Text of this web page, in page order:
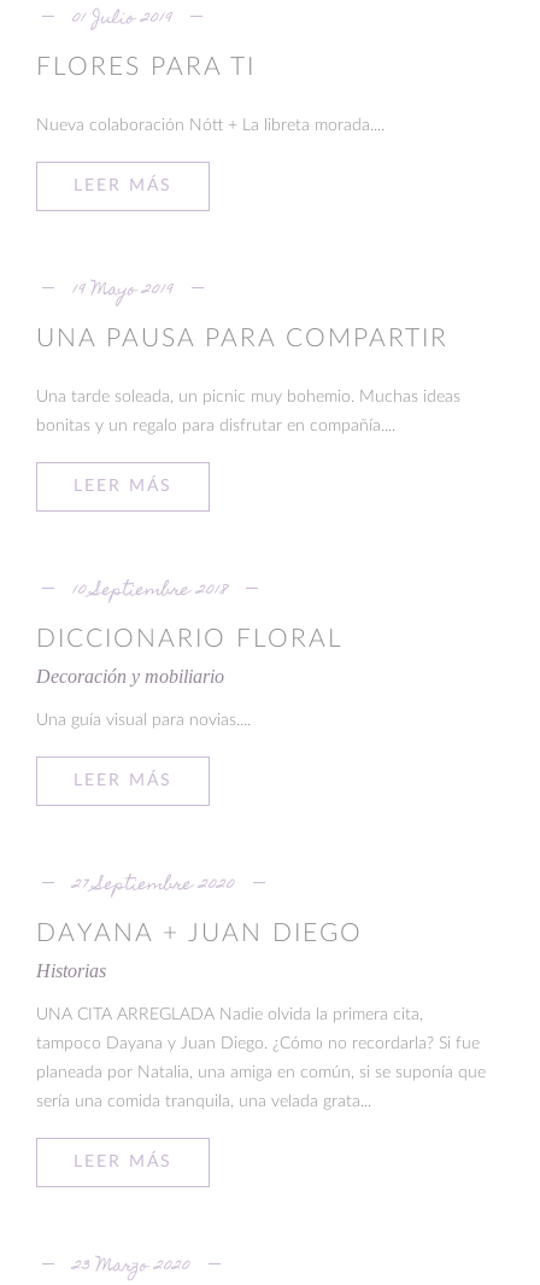
01 Julio 2019
FLORES PARA TI
Nueva colaboración Nótt + La libreta morada....
LEER MÁS
19 Mayo 2019
UNA PAUSA PARA COMPARTIR
Una tarde soleada, un picnic muy bohemio. Muchas ideas
bonitas y un regalo para disfrutar en compañía....
LEER MÁS
10 Septiembre 2018
DICCIONARIO FLORAL
Decoración y mobiliario
Una guía visual para novias....
LEER MÁS
27 Septiembre 2020
DAYANA + JUAN DIEGO
Historias
UNA CITA ARREGLADA Nadie olvida la primera cita,
tampoco Dayana y Juan Diego. ¿Cómo no recordarla? Si fue
planeada por Natalia, una amiga en común, si se suponía que
sería una comida tranquila, una velada grata...
LEER MÁS
23 Marzo 2020